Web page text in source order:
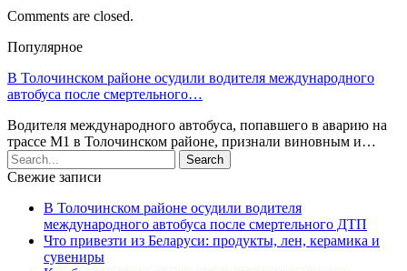
Comments are closed.
Популярное
В Толочинском районе осудили водителя международного
автобуса после смертельного…
Водителя международного автобуса, попавшего в аварию на
трассе М1 в Толочинском районе, признали виновным и…
Свежие записи
В Толочинском районе осудили водителя
международного автобуса после смертельного ДТП
Что привезти из Беларуси: продукты, лен, керамика и
сувениры